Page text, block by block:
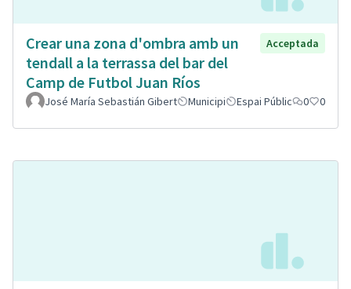
Crear una zona d'ombra amb un
tendall a la terrassa del bar del
Camp de Futbol Juan Ríos
Acceptada
José María Sebastián Gibert Municipi Espai Públic 0 0